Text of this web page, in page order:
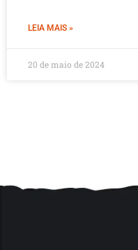
LEIA MAIS »
20 de maio de 2024